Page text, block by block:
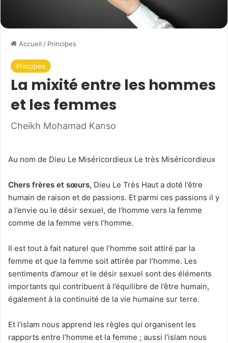
Accueil / Principes
Principes
La mixité entre les hommes
et les femmes
Cheikh Mohamad Kanso
Au nom de Dieu Le Miséricordieux Le très Miséricordieux
Chers frères et sœurs, Dieu Le Très Haut a doté l’être
humain de raison et de passions. Et parmi ces passions il y
a l’envie ou le désir sexuel, de l’homme vers la femme
comme de la femme vers l’homme.
Il est tout à fait naturel que l’homme soit attiré par la
femme et que la femme soit attirée par l’homme. Les
sentiments d’amour et le désir sexuel sont des éléments
importants qui contribuent à l’équilibre de l’être humain,
également à la continuité de la vie humaine sur terre.
Et l’islam nous apprend les règles qui organisent les
rapports entre l’homme et la femme ; aussi l’islam nous